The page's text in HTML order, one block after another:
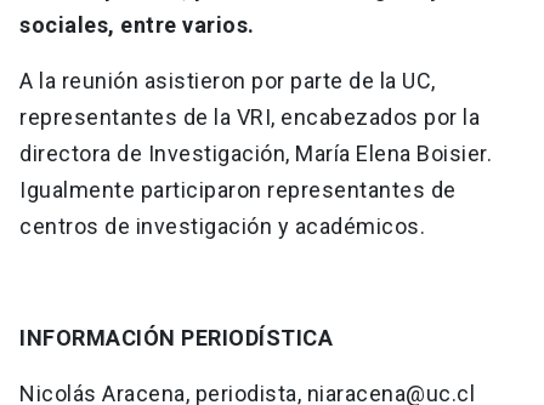
sociales, entre varios.
A la reunión asistieron por parte de la UC,
representantes de la VRI, encabezados por la
directora de Investigación, María Elena Boisier.
Igualmente participaron representantes de
centros de investigación y académicos.
INFORMACIÓN PERIODÍSTICA
Nicolás Aracena, periodista, niaracena@uc.cl